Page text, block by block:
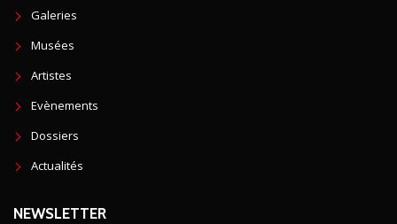
Galeries
Musées
Artistes
Evènements
Dossiers
Actualités
NEWSLETTER